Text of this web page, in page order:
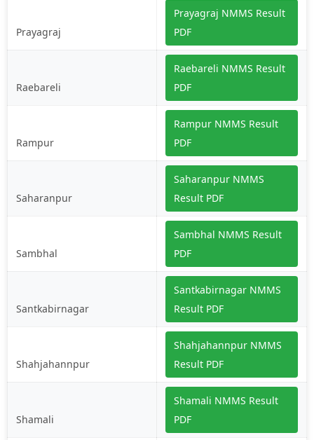
Prayagraj
Prayagraj NMMS Result
PDF
Raebareli
Raebareli NMMS Result
PDF
Rampur
Rampur NMMS Result
PDF
Saharanpur
Saharanpur NMMS
Result PDF
Sambhal
Sambhal NMMS Result
PDF
Santkabirnagar
Santkabirnagar NMMS
Result PDF
Shahjahannpur
Shahjahannpur NMMS
Result PDF
Shamali
Shamali NMMS Result
PDF